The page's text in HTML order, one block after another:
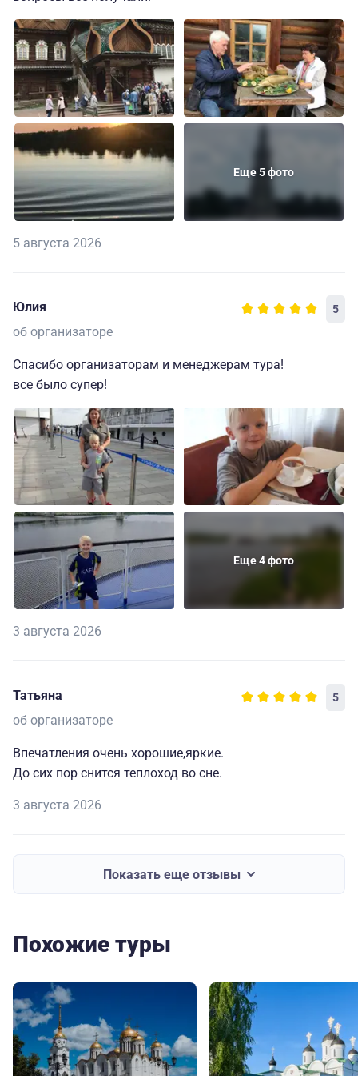
Еще 5 фото
5 августа 2026
Юлия 5
об организаторе
Спасибо организаторам и менеджерам тура!
все было супер!
Еще 4 фото
3 августа 2026
Татьяна 5
об организаторе
Впечатления очень хорошие,яркие.
До сих пор снится теплоход во сне.
3 августа 2026
Показать еще отзывы
Похожие туры